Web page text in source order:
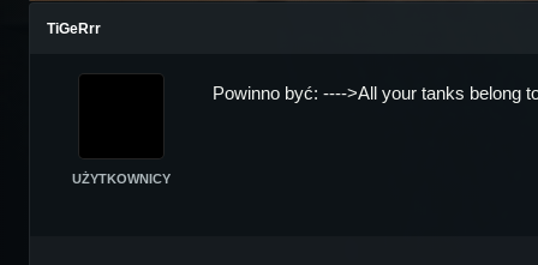
TiGeRrr
UŻYTKOWNICY
Powinno być: ---->All your tanks belong